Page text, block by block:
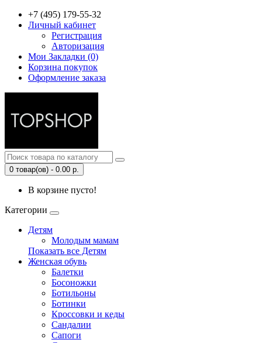
+7 (495) 179-55-32
Личный кабинет
Регистрация
Авторизация
Мои Закладки (0)
Корзина покупок
Оформление заказа
0 товар(ов) - 0.00 р.
В корзине пусто!
Категории
Детям
Молодым мамам
Показать все Детям
Женская обувь
Балетки
Босоножки
Ботильоны
Ботинки
Кроссовки и кеды
Сандалии
Сапоги